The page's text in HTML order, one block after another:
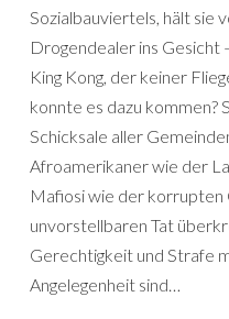
Sozialbauviertels, hält sie
Drogendealer ins Gesicht
King Kong, der keiner
konnte es dazu kommen?
Schicksale aller
Afroamerikaner wie der
Mafiosi wie der korrupten
unvorstellbaren Tat
Gerechtigkeit und Strafe
Angelegenheit sind…